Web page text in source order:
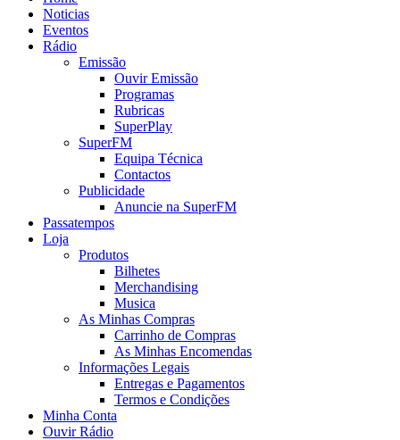
Noticias
Eventos
Rádio
Emissão
Ouvir Emissão
Programas
Rubricas
SuperPlay
SuperFM
Equipa Técnica
Contactos
Publicidade
Anuncie na SuperFM
Passatempos
Loja
Produtos
Bilhetes
Merchandising
Musica
As Minhas Compras
Carrinho de Compras
As Minhas Encomendas
Informações Legais
Entregas e Pagamentos
Termos e Condições
Minha Conta
Ouvir Rádio